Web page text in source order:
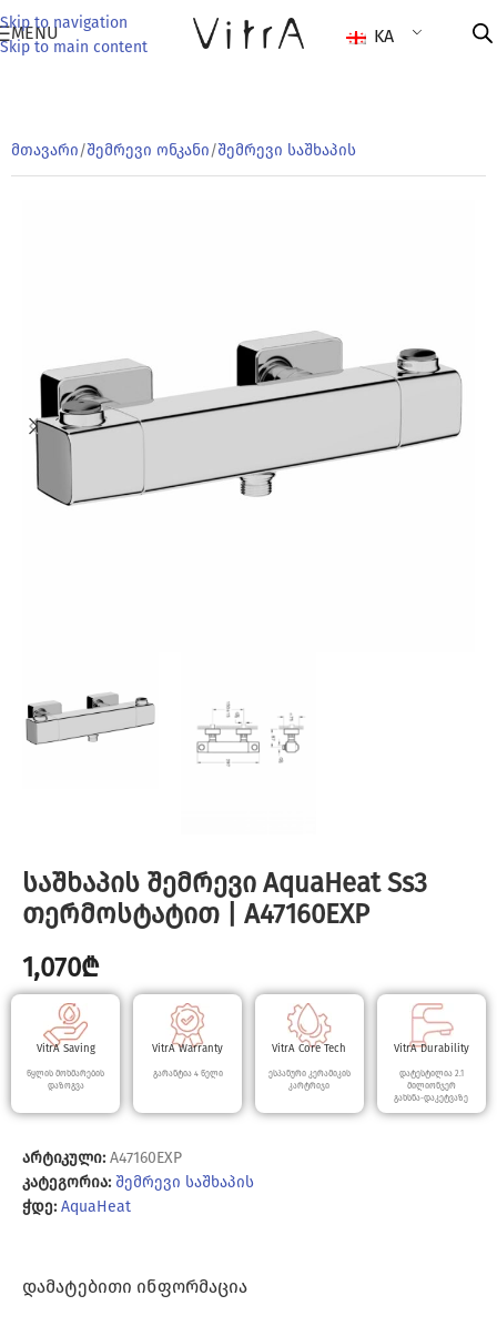
Skip to navigation
Skip to main content
MENU KA
მთავარი/შემრევი ონკანი/შემრევი საშხაპის
საშხაპის შემრევი AquaHeat Ss3
თერმოსტატით | A47160EXP
1,070₾
VitrA Saving
წყლის მოხმარების
დაზოგვა
VitrA Warranty
გარანტია 4 წელი
VitrA Core Tech
ესპანური კერამიკის
კარტრიჯი
VitrA Durability
დატესტილია 2.1
მილიონჯერ
გახსნა-დაკეტვაზე
არტიკული: A47160EXP
კატეგორია: შემრევი საშხაპის
ჭდე: AquaHeat
ᲓᲐᲛᲐᲢᲔᲑᲘᲗᲘ ᲘᲜᲤᲝᲠᲛᲐᲪᲘᲐ